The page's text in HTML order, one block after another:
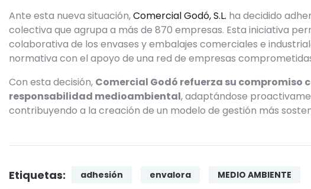
Ante esta nueva situación,Comercial Godó, S.L. ha decidido
colectiva que agrupa a más de 870 empresas. Esta iniciativa
colaborativa de los envases y embalajes comerciales e
normativa con el apoyo de una red de empresas
Con esta decisión, Comercial Godó refuerza su compromiso
responsabilidad medioambiental, adaptándose
contribuyendo a la creación de un modelo de gestión más
Etiquetas: adhesión envalora
MEDIO AMBIENTE